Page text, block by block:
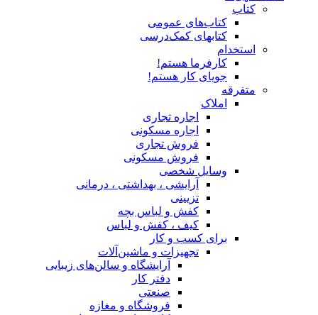
کتاب
کتاب‌های عمومی
کتابهای کمک‌درسی
استخدام
کارفرما هستم!
جویای کار هستم!
متفرقه
املاک
اجاره تجاری
اجاره مسکونی
فروش تجاری
فروش مسکونی
وسایل شخصی
آرایشی ، بهداشتی ، درمانی
تزیینی
کفش و لباس بچه
کیف ، کفش و لباس
برای کسب و کار
تجهیزات و ماشین‌آلات
آرایشگاه و سالن‌های زیبایی
دفتر کار
صنعتی
فروشگاه و مغازه